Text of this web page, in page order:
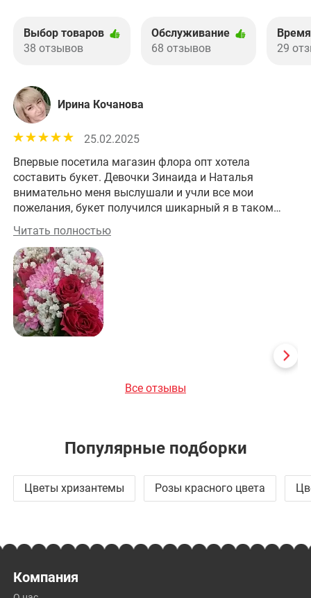
Все отзывы
Выбор товаров
38 отзывов
Обслуживание
68 отзывов
29
Ирина Кочанова
25.02.2025
Впервые посетила магазин флора опт хотела
составить букет. Девочки Зинаида и Наталья
внимательно меня выслушали и учли все мои
пожелания, букет получился шикарный я в таком
восторге спасибо вам большое.
Читать полностью
Популярные подборки
Цветы хризантемы Розы красного цвета
Компания